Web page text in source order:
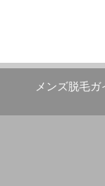
メンズ脱毛ガ